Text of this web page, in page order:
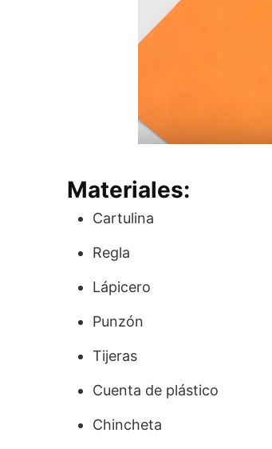
Materiales:
Cartulina
Regla
Lápicero
Punzón
Tijeras
Cuenta de plástico
Chincheta